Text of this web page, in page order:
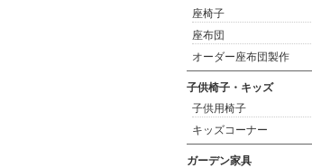
座椅子
座布団
オーダー座布団製作
子供椅子・キッズ
子供用椅子
キッズコーナー
ガーデン家具